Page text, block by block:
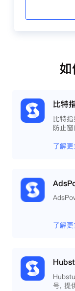
比特
比特
防止
相互
了解更
了解更
号, 提